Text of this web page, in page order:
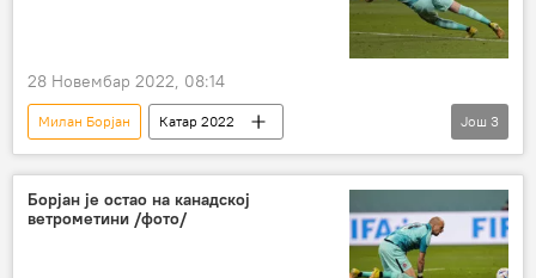
28 Новембар 2022, 08:14
Милан Борјан
Катар 2022
Катар 2022 – вести
Спорт Фудбал
Још 3
Борјан је остао на канадској
ветрометини /фото/